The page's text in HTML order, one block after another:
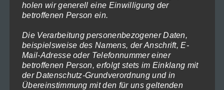
auf
Produktseite
gewählt
werden
holen wir generell eine Einwilligung der
betroffenen Person ein.
Die Verarbeitung personenbezogener Daten,
beispielsweise des Namens, der Anschrift, E-
Mail-Adresse oder Telefonnummer einer
betroffenen Person, erfolgt stets im Einklang mit
der Datenschutz-Grundverordnung und in
Übereinstimmung mit den für uns geltenden